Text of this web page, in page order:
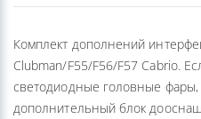
Комплект дополнений
Clubman/F55/F56/F57 Cabrio.
светодиодные головные
дополнительный блок